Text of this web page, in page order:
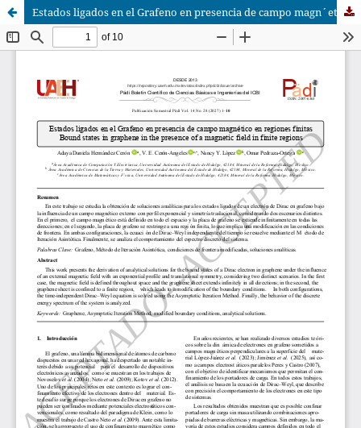
Estados ligados en el Grafeno en presencia de campo magn´etico en regiones finitas